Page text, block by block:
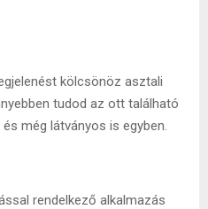
kölcsönöz asztali
tudod az ott található
még látványos is egyben.
rendelkező alkalmazás